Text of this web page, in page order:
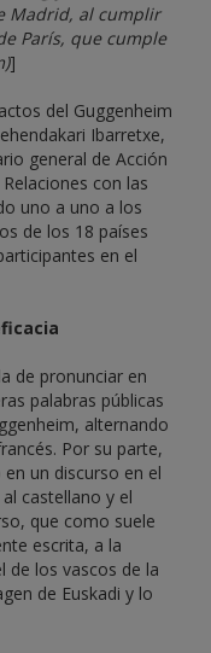
Madrid, al cumplir
París, que cumple
]
del Guggenheim
Ibarretxe,
general de Acción
con las
uno a uno a los
de los 18 países
en el
de pronunciar en
palabras públicas
alternando
Por su parte,
un discurso en el
castellano y el
que como suele
escrita, a la
de los vascos de la
de Euskadi y lo